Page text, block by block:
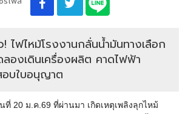
ไฟไหม้โรงงานกลั่นน้ำมันทางเลือก
องเดินเครื่องผลิต คาดไฟฟ้า
บใบอนุญาต
ที่ 20 ม.ค.69 ที่ผ่านมา เกิดเหตุเพลิงลุกไหม้